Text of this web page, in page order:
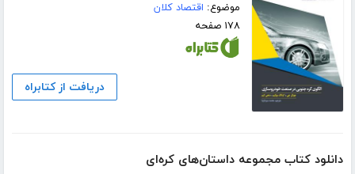
موضوع: اقتصاد کلان
۱۷۸ صفحه
دریافت از کتابراه
دانلود کتاب مجموعه داستان‌های کره‌ای